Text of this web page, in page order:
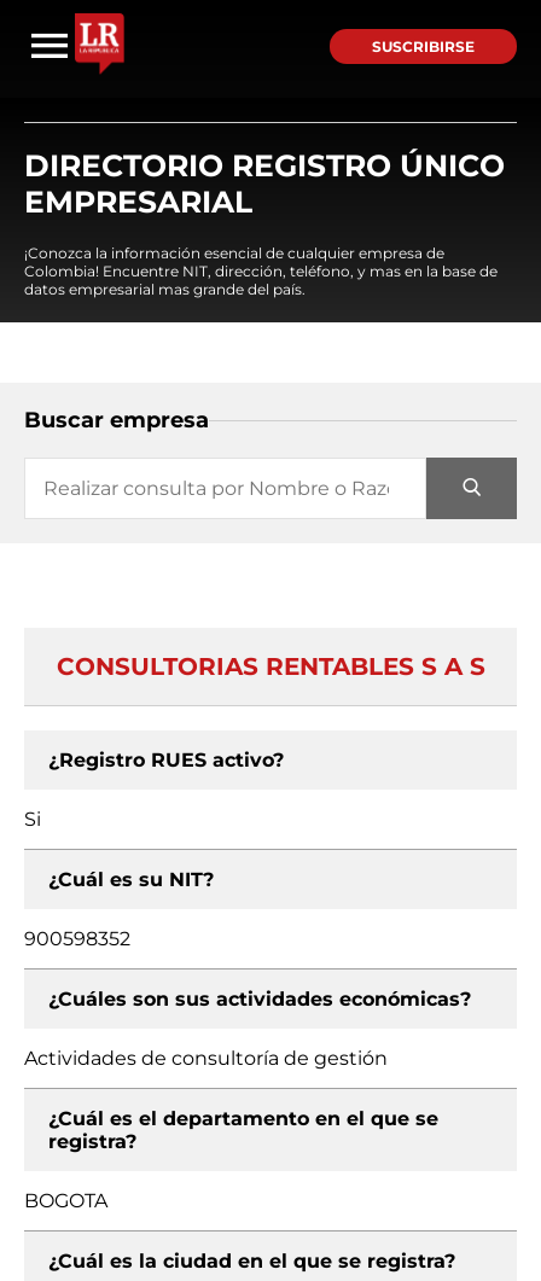
SUSCRIBIRSE
DIRECTORIO REGISTRO ÚNICO
EMPRESARIAL
¡Conozca la información esencial de cualquier empresa de
Colombia! Encuentre NIT, dirección, teléfono, y mas en la base de
datos empresarial mas grande del país.
Buscar empresa
CONSULTORIAS RENTABLES S A S
¿Registro RUES activo?
Si
¿Cuál es su NIT?
900598352
¿Cuáles son sus actividades económicas?
Actividades de consultoría de gestión
¿Cuál es el departamento en el que se
registra?
BOGOTA
¿Cuál es la ciudad en el que se registra?